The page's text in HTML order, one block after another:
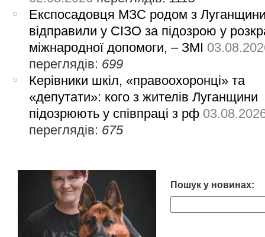
Експосадовця МЗС родом з
відправили у СІЗО за підозрою у
міжнародної допомоги, – ЗМІ
переглядів: 699
Керівники шкіл, «правоохоронці» та
«депутати»: кого з жителів Луганщини
підозрюють у співпраці з рф
переглядів: 675
Пошук у новинах: